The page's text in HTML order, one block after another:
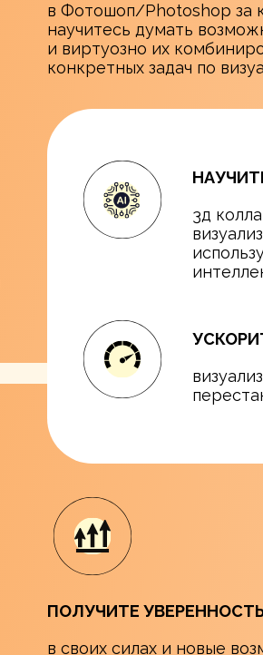
в Фотошоп/Photoshop за
научитесь думать
и виртуозно их
конкретных задач по
ПОЛУЧИТЕ
в своих силах и новые
3д